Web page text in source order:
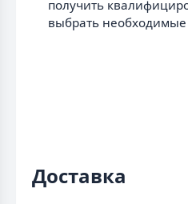
получить
выбрать
Доставка